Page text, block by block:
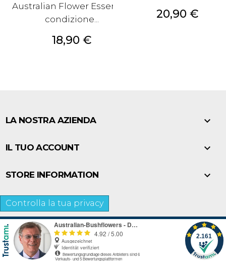
Australian Flower Essences
condizione...
Prezzo
18,90 €
Prezzo
20,90 €
LA NOSTRA AZIENDA 
IL TUO ACCOUNT 
STORE INFORMATION 
Controlla la tua privacy